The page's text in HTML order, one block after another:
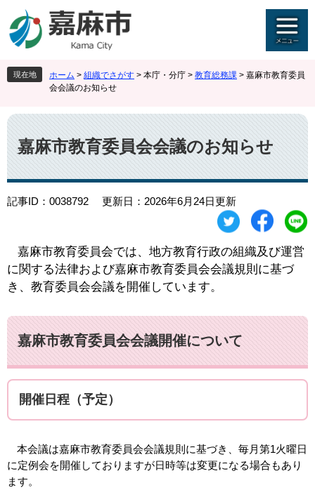
ジ
先
頭
。
ュ
を
飛
て
本
文
へ
現在地 ホーム > 組織でさがす > 本庁・分庁 > 教育総務課 > 嘉麻市教育委員
会会議のお知らせ
本
文
嘉麻市教育委員会会議のお知らせ
記事ID：0038792 更新日：2026年6月24日更新
嘉麻市教育委員会では、地方教育行政の組織及び運営
に関する法律および嘉麻市教育委員会会議規則に基づ
き、教育委員会会議を開催しています。
嘉麻市教育委員会会議開催について
開催日程（予定）
本会議は嘉麻市教育委員会会議規則に基づき、 毎月第1火曜日
に定例会を開催しておりますが日時等は変更になる場合もあり
ます。